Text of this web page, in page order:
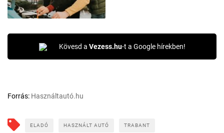
Kövesd a Vezess.hu-t a Google hírekben!
Forrás: Használtautó.hu
ELADÓ HASZNÁLT AUTÓ TRABANT